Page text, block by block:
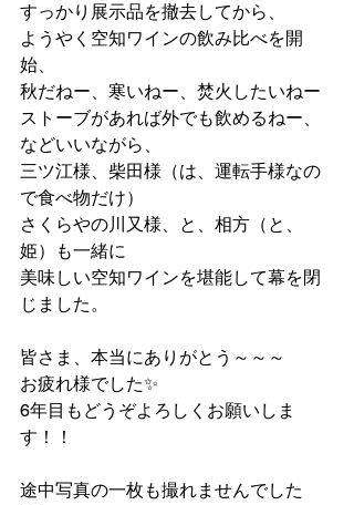
すっかり展示品を撤去してから、
ようやく空知ワインの飲み比べを開
始、
秋だねー、寒いねー、焚火したいねー
ストーブがあれば外でも飲めるねー、
などいいながら、
三ツ江様、柴田様（は、運転手様なの
で食べ物だけ）
さくらやの川又様、と、相方（と、
姫）も一緒に
美味しい空知ワインを堪能して幕を閉
じました。
皆さま、本当にありがとう～～～
お疲れ様でした✨
6年目もどうぞよろしくお願いしま
す！！
途中写真の一枚も撮れませんでした